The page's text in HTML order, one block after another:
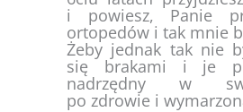
i powiesz, Panie
ortopedów i tak mnie
Żeby jednak tak nie
się brakami i je
nadrzędny w
po zdrowie i